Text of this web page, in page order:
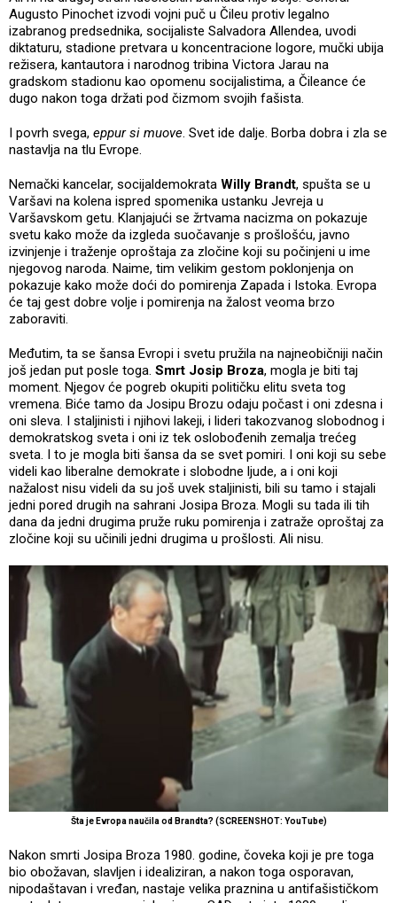
Augusto Pinochet izvodi vojni puč u Čileu protiv legalno
izabranog predsednika, socijaliste Salvadora Allendea, uvodi
diktaturu, stadione pretvara u koncentracione logore, mučki ubija
režisera, kantautora i narodnog tribina Victora Jarau na
gradskom stadionu kao opomenu socijalistima, a Čileance će
dugo nakon toga držati pod čizmom svojih fašista.
I povrh svega, eppur si muove. Svet ide dalje. Borba dobra i zla se
nastavlja na tlu Evrope.
Nemački kancelar, socijaldemokrata Willy Brandt, spušta se u
Varšavi na kolena ispred spomenika ustanku Jevreja u
Varšavskom getu. Klanjajući se žrtvama nacizma on pokazuje
svetu kako može da izgleda suočavanje s prošlošću, javno
izvinjenje i traženje oproštaja za zločine koji su počinjeni u ime
njegovog naroda. Naime, tim velikim gestom poklonjenja on
pokazuje kako može doći do pomirenja Zapada i Istoka. Evropa
će taj gest dobre volje i pomirenja na žalost veoma brzo
zaboraviti.
Međutim, ta se šansa Evropi i svetu pružila na najneobičniji način
još jedan put posle toga. Smrt Josip Broza, mogla je biti taj
moment. Njegov će pogreb okupiti političku elitu sveta tog
vremena. Biće tamo da Josipu Brozu odaju počast i oni zdesna i
oni sleva. I staljinisti i njihovi lakeji, i lideri takozvanog slobodnog i
demokratskog sveta i oni iz tek oslobođenih zemalja trećeg
sveta. I to je mogla biti šansa da se svet pomiri. I oni koji su sebe
videli kao liberalne demokrate i slobodne ljude, a i oni koji
nažalost nisu videli da su još uvek staljinisti, bili su tamo i stajali
jedni pored drugih na sahrani Josipa Broza. Mogli su tada ili tih
dana da jedni drugima pruže ruku pomirenja i zatraže oproštaj za
zločine koji su učinili jedni drugima u prošlosti. Ali nisu.
Šta je Evropa naučila od Brandta? (SCREENSHOT: YouTube)
Nakon smrti Josipa Broza 1980. godine, čoveka koji je pre toga
bio obožavan, slavljen i idealiziran, a nakon toga osporavan,
nipodaštavan i vređan, nastaje velika praznina u antifašističkom